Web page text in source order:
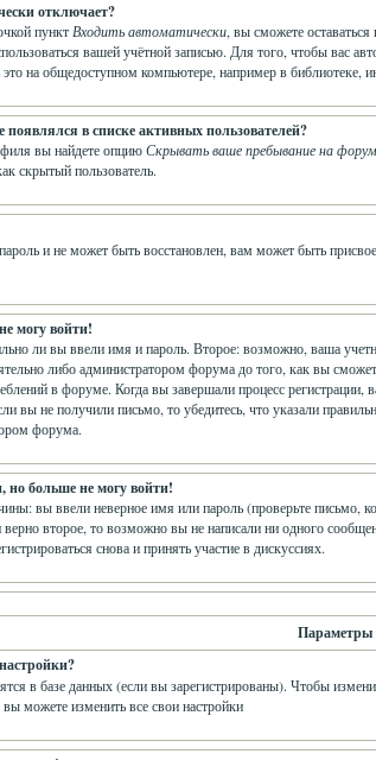
отключает?
пункт Входить автоматически, вы сможете
вашей учётной записью. Для того, чтобы вас
это на общедоступном компьютере, например в библиотеке,
появлялся в списке активных пользователей?
вы найдете опциюСкрывать ваше пребывание на
скрытый пользователь.
и не может быть восстановлен, вам может быть
могу войти!
ли вы ввели имя и пароль. Второе: возможно, ваша
либо администратором форума до того, как вы
в форуме. Когда вы завершали процесс регистрации,
вы не получили письмо, то убедитесь, что указали
форума.
но больше не могу войти!
вы ввели неверное имя или пароль (проверьте письмо,
второе, то возможно вы не написали ни одного
снова и принять участие в дискуссиях.
Параметры
в базе данных (если вы зарегистрированы). Чтобы
можете изменить все свои настройки